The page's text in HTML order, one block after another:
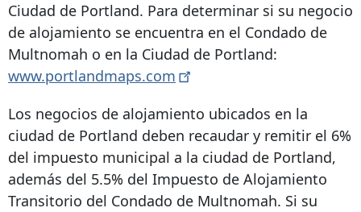
Ciudad de Portland. Para determinar si su negocio
de alojamiento se encuentra en el Condado de
Multnomah o en la Ciudad de Portland:
www.portlandmaps.com
Los negocios de alojamiento ubicados en la
ciudad de Portland deben recaudar y remitir el 6%
del impuesto municipal a la ciudad de Portland,
además del 5.5% del Impuesto de Alojamiento
Transitorio del Condado de Multnomah. Si su